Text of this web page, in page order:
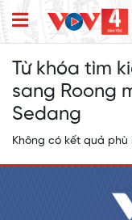
Từ khóa tìm
sang Roong
Sedang
Không có kết quả phù